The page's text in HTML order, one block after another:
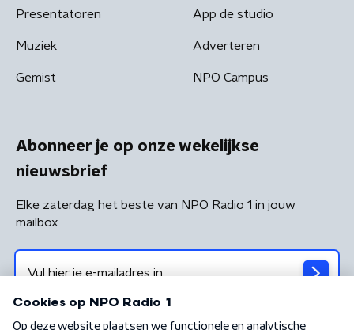
Presentatoren
Muziek
Gemist
App de studio
Adverteren
NPO Campus
Abonneer je op onze wekelijkse
nieuwsbrief
Elke zaterdag het beste van NPO Radio 1 in jouw
mailbox